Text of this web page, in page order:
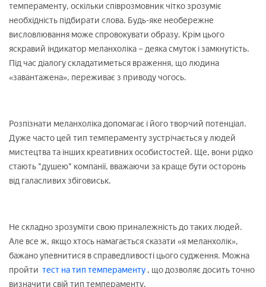
темпераменту, оскільки співрозмовник чітко зрозуміє
необхідність підбирати слова. Будь-яке необережне
висловлювання може спровокувати образу. Крім цього
яскравий індикатор меланхоліка – деяка смуток і замкнутість.
Під час діалогу складатиметься враження, що людина
«завантажена», переживає з приводу чогось.
Розпізнати меланхоліка допомагає і його творчий потенціал.
Дуже часто цей тип темпераменту зустрічається у людей
мистецтва та інших креативних особистостей. Ще, вони рідко
стають "душею" компанії, вважаючи за краще бути осторонь
від галасливих збіговиськ.
Не складно зрозуміти свою приналежність до таких людей.
Але все ж, якщо хтось намагається сказати «я меланхолік»,
бажано упевнитися в справедливості цього судження. Можна
пройти тест на тип темпераменту , що дозволяє досить точно
визначити свій тип темпераменту.